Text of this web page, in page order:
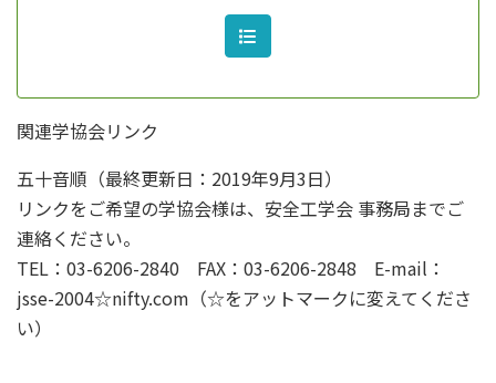
関連学協会リンク
五十音順（最終更新日：2019年9月3日）
リンクをご希望の学協会様は、安全工学会 事務局までご
連絡ください。
TEL：03-6206-2840 FAX：03-6206-2848 E-mail：
jsse-2004☆nifty.com（☆をアットマークに変えてくださ
い）